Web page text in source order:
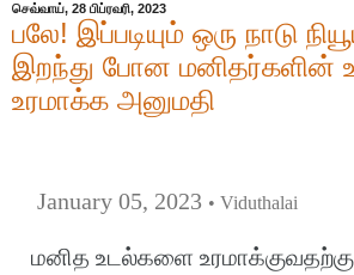
செவ்வாய், 28 பிப்ரவரி, 2023
பலே! இப்படியும் ஒரு நாடு
இறந்து போன மனிதர்களின்
உரமாக்க அனுமதி
January 05, 2023 • Viduthalai
மனித உடல்களை